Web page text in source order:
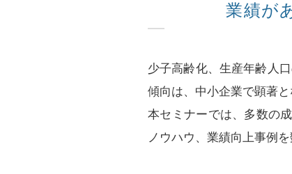
業績が
少子高齢化、生産年齢人
傾向は、中小企業で顕著と
本セミナーでは、多数の
ノウハウ、業績向上事例